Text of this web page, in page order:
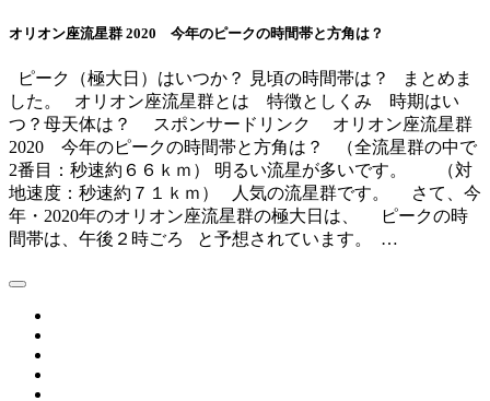
オリオン座流星群 2020 今年のピークの時間帯と方角は？
ピーク（極大日）はいつか？ 見頃の時間帯は？ まとめま
した。 オリオン座流星群とは 特徴としくみ 時期はい
つ？母天体は？ スポンサードリンク オリオン座流星群
2020 今年のピークの時間帯と方角は？ （全流星群の中で
2番目：秒速約６６ｋｍ） 明るい流星が多いです。 （対
地速度：秒速約７１ｋｍ） 人気の流星群です。 さて、今
年・2020年のオリオン座流星群の極大日は、 ピークの時
間帯は、午後２時ごろ と予想されています。 …